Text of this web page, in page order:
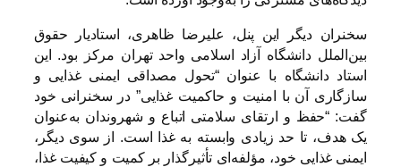
سخنران دیگر این پنل، علیرضا ظاهری، استادیار حقوق
بین‌الملل دانشگاه آزاد اسلامی واحد تهران مرکز بود. این
استاد دانشگاه با عنوان “تحول مصداقی ایمنی غذایی و
سازگاری آن با امنیت و حاکمیت غذایی” در سخنرانی خود
گفت: “حفظ و ارتقای سلامتی اتباع و شهروندان به‌عنوان
یک هدف، تا حد زیادی وابسته به غذا است. از سوی دیگر،
ایمنی غذایی خود، مؤلفه‌ای تأثیرگذار بر کمیت و کیفیت غذا،